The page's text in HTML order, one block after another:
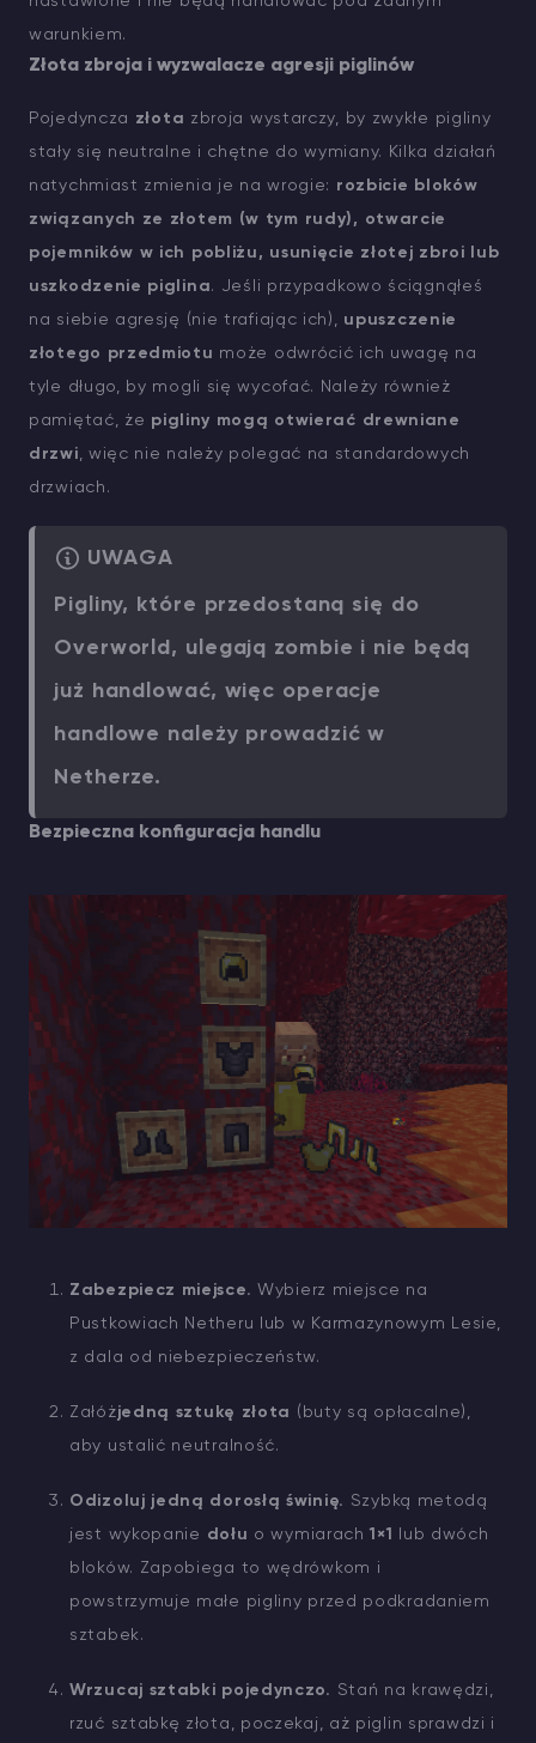
warunkiem.
Złota zbroja i wyzwalacze agresji piglinów
Pojedyncza złota zbroja wystarczy, by zwykłe pigliny
stały się neutralne i chętne do wymiany. Kilka działań
natychmiast zmienia je na wrogie: rozbicie bloków
związanych ze złotem (w tym rudy), otwarcie
pojemników w ich pobliżu, usunięcie złotej zbroi lub
uszkodzenie piglina. Jeśli przypadkowo ściągnąłeś
na siebie agresję (nie trafiając ich), upuszczenie
złotego przedmiotu może odwrócić ich uwagę na
tyle długo, by mogli się wycofać. Należy również
pamiętać, że pigliny mogą otwierać drewniane
drzwi, więc nie należy polegać na standardowych
drzwiach.
UWAGA
Pigliny, które przedostaną się do
Overworld, ulegają zombie i nie będą
już handlować, więc operacje
handlowe należy prowadzić w
Netherze.
Bezpieczna konfiguracja handlu
Zabezpiecz miejsce. Wybierz miejsce na
Pustkowiach Netheru lub w Karmazynowym Lesie,
z dala od niebezpieczeństw.
Załóżjedną sztukę złota (buty są opłacalne),
aby ustalić neutralność.
Odizoluj jedną dorosłą świnię. Szybką metodą
jest wykopanie dołu o wymiarach1×1
lub dwóch
bloków. Zapobiega to wędrówkom i
powstrzymuje małe pigliny przed podkradaniem
sztabek.
Wrzucaj sztabki pojedynczo. Stań na krawędzi,
rzuć sztabkę złota, poczekaj, aż piglin sprawdzi i